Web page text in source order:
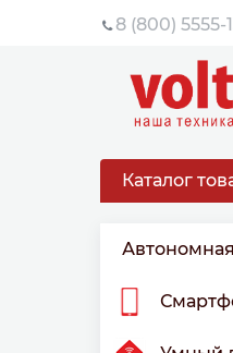
8 (800) 5555-
Каталог